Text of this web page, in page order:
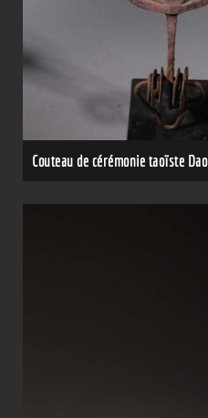
Couteau de cérémonie taoïste Dao